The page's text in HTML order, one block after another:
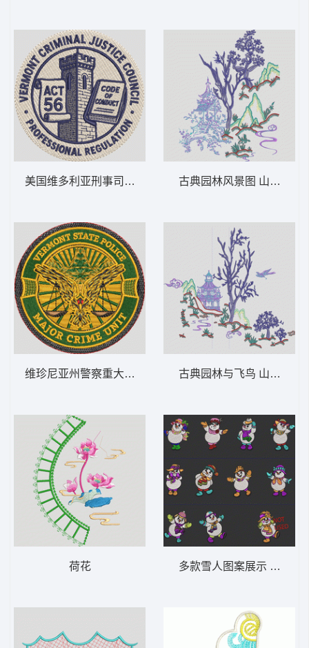
美国维多利亚刑事司法委员会 塔 VERM-
维珍尼亚州警察重大犯罪单位徽章 老鹰 VER
荷花
古典园林风景图 山水画B
古典园林与飞鸟 山水画C
多款雪人图案展示 雪人